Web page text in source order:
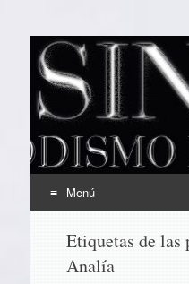
EL
Periodismo Inteligente
Menú
contenido
Etiquetas de las
Analía